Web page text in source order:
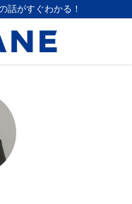
話がすぐわかる！